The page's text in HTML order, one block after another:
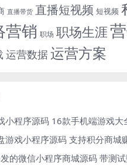
直播带货 直播短视频 短视频
营销 职场 职场生涯
运营数据运营方案
小程序源码 16款手机端游戏大
游戏小程序源码 支持积分商城
的微信小程序商城源码 带测